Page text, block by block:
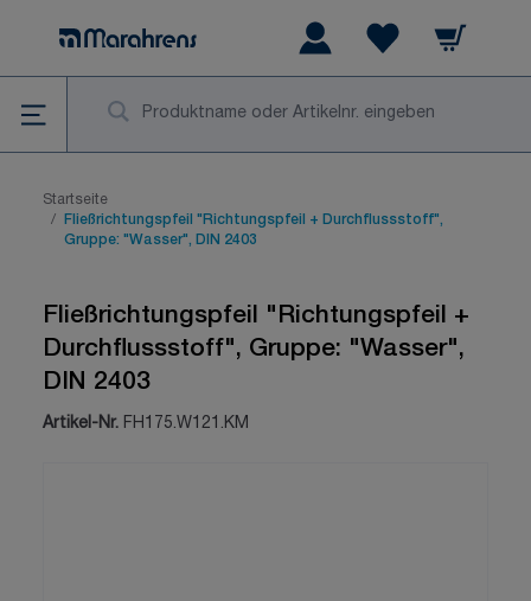
Warenkorb
Startseite
/
Fließrichtungspfeil "Richtungspfeil + Durchflussstoff",
Gruppe: "Wasser", DIN 2403
Fließrichtungspfeil "Richtungspfeil +
Durchflussstoff", Gruppe: "Wasser",
DIN 2403
Artikel-Nr. FH175.W121.KM